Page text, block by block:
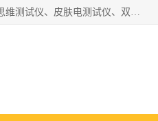
国科芯（北京）科技有限公司提供：心里沙盘、音乐放松椅、心理咨询室仪器、心理仪器、逻辑思维测试仪、皮肤电测试仪、双手协调器、双手协调测试仪、注意力集中测试仪等各种心理学仪器设备。